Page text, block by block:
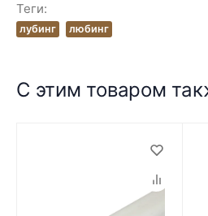
Теги:
лубинг любинг
С этим товаром